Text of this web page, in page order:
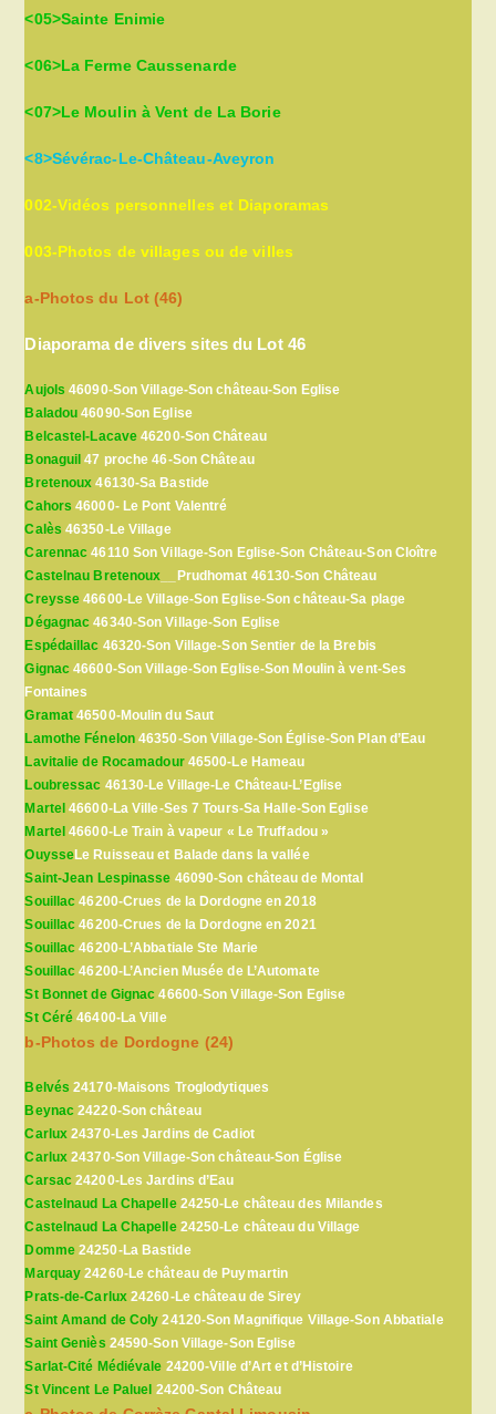
<05>Sainte Enimie
<06>La Ferme Caussenarde
<07>Le Moulin à Vent de La Borie
<8>Sévérac-Le-Château-Aveyron
002-Vidéos personnelles et Diaporamas
003-Photos de villages ou de villes
a-Photos du Lot (46)
Diaporama de divers sites du Lot 46
Aujols 46090-Son Village-Son château-Son Eglise
Baladou 46090-Son Eglise
Belcastel-Lacave 46200-Son Château
Bonaguil 47 proche 46-Son Château
Bretenoux 46130-Sa Bastide
Cahors 46000- Le Pont Valentré
Calès 46350-Le Village
Carennac 46110 Son Village-Son Eglise-Son Château-Son Cloître
Castelnau Bretenoux __Prudhomat 46130-Son Château
Creysse 46600-Le Village-Son Eglise-Son château-Sa plage
Dégagnac 46340-Son Village-Son Eglise
Espédaillac 46320-Son Village-Son Sentier de la Brebis
Gignac 46600-Son Village-Son Eglise-Son Moulin à vent-Ses
Fontaines
Gramat 46500-Moulin du Saut
Lamothe Fénelon46350-Son Village-Son Église-Son Plan d’Eau
Lavitalie de Rocamadour46500-Le Hameau
Loubressac 46130-Le Village-Le Château-L’Eglise
Martel 46600-La Ville-Ses 7 Tours-Sa Halle-Son Eglise
Martel 46600-Le Train à vapeur « Le Truffadou »
OuysseLe Ruisseau et Balade dans la vallée
Saint-Jean Lespinasse 46090-Son château de Montal
Souillac 46200-Crues de la Dordogne en 2018
Souillac 46200-Crues de la Dordogne en 2021
Souillac 46200-L’Abbatiale Ste Marie
Souillac 46200-L’Ancien Musée de L’Automate
St Bonnet de Gignac 46600-Son Village-Son Eglise
St Céré 46400-La Ville
b-Photos de Dordogne (24)
Belvés 24170-Maisons Troglodytiques
Beynac 24220-Son château
Carlux 24370-Les Jardins de Cadiot
Carlux 24370-Son Village-Son château-Son Église
Carsac 24200-Les Jardins d’Eau
Castelnaud La Chapelle24250-Le château des Milandes
Castelnaud La Chapelle24250-Le château du Village
Domme24250-La Bastide
Marquay 24260-Le château de Puymartin
Prats-de-Carlux24260-Le château de Sirey
Saint Amand de Coly 24120-Son Magnifique Village-Son Abbatiale
Saint Geniès 24590-Son Village-Son Eglise
Sarlat-Cité Médiévale 24200-Ville d’Art et d’Histoire
St Vincent Le Paluel 24200-Son Château